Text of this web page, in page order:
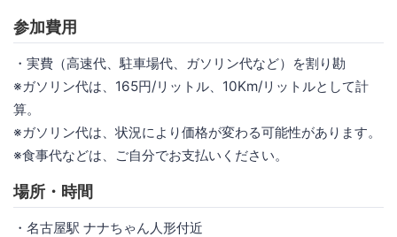
参加費用
・実費（高速代、駐車場代、ガソリン代など）を割り勘
※ガソリン代は、165円/リットル、10Km/リットルとして計
算。
※ガソリン代は、状況により価格が変わる可能性があります。
※食事代などは、ご自分でお支払いください。
場所・時間
・名古屋駅 ナナちゃん人形付近